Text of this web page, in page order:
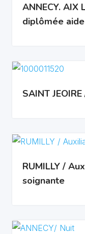
ANNECY. AIX
diplômée
SAINT
RUMILLY /
soignante